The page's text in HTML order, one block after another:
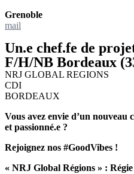
Grenoble
mail
Un.e chef.fe de
F/H/NB Bordeaux
NRJ GLOBAL REGIONS
CDI
BORDEAUX
Vous avez envie d’un nouveau
et passionné.e ?
Rejoignez nos #GoodVibes !
« NRJ Global Régions » :